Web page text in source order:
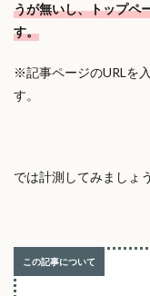
うが無いし、トップペ
す。
※記事ページのURLを
す。
では計測してみましょう